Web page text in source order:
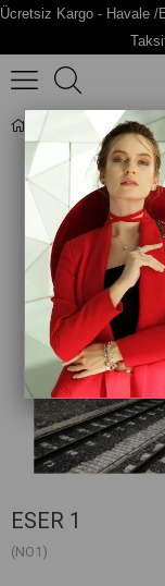
Ücretsiz Kargo - Havale /
ESER 1
ESER 1
(NO1)